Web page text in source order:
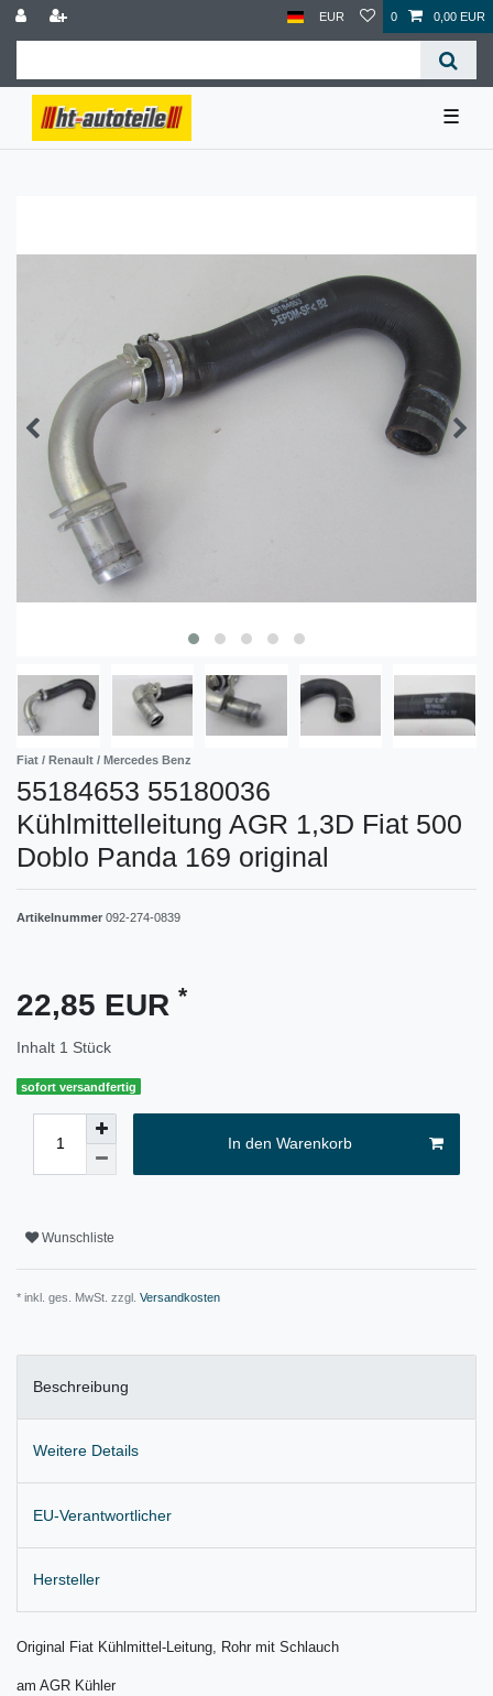
EUR 0 0,00 EUR
☰
Fiat / Renault / Mercedes Benz
55184653 55180036
Kühlmittelleitung AGR 1,3D Fiat 500
Doblo Panda 169 original
Artikelnummer 092-274-0839
22,85 EUR *
Inhalt 1 Stück
sofort versandfertig
In den Warenkorb
Wunschliste
* inkl. ges. MwSt. zzgl. Versandkosten
Beschreibung
Weitere Details
EU-Verantwortlicher
Hersteller
Original Fiat Kühlmittel-Leitung, Rohr mit Schlauch
am AGR Kühler